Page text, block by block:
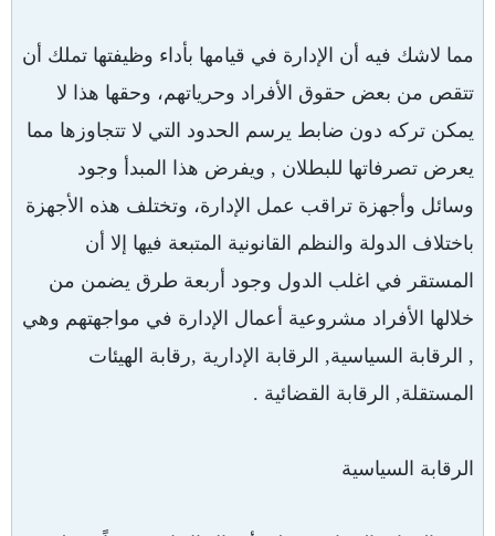
مما لاشك فيه أن الإدارة في قيامها بأداء وظيفتها تملك أن
تتقص من بعض حقوق الأفراد وحرياتهم، وحقها هذا لا
يمكن تركه دون ضابط يرسم الحدود التي لا تتجاوزها مما
يعرض تصرفاتها للبطلان , ويفرض هذا المبدأ وجود
وسائل وأجهزة تراقب عمل الإدارة، وتختلف هذه الأجهزة
باختلاف الدولة والنظم القانونية المتبعة فيها إلا أن
المستقر في اغلب الدول وجود أربعة طرق يضمن من
خلالها الأفراد مشروعية أعمال الإدارة في مواجهتهم وهي
, الرقابة السياسية, الرقابة الإدارية ,رقابة الهيئات
المستقلة, الرقابة القضائية .
الرقابة السياسية